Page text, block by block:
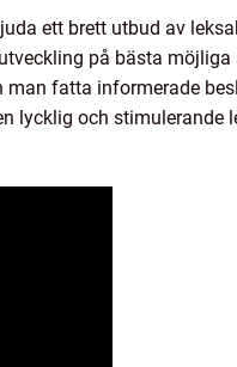
ett brett utbud av
på bästa möjliga
fatta informerade
lycklig och stimulerande